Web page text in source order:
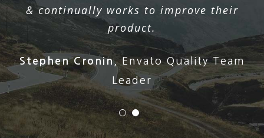
& continually works to improve their
product.
Stephen Cronin,Envato Quality Team
Leader